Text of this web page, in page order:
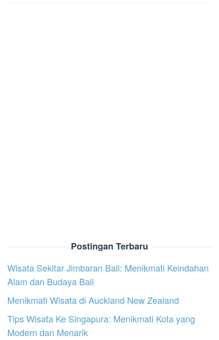
Postingan Terbaru
Wisata Sekitar Jimbaran Bali: Menikmati Keindahan
Alam dan Budaya Bali
Menikmati Wisata di Auckland New Zealand
Tips Wisata Ke Singapura: Menikmati Kota yang
Modern dan Menarik